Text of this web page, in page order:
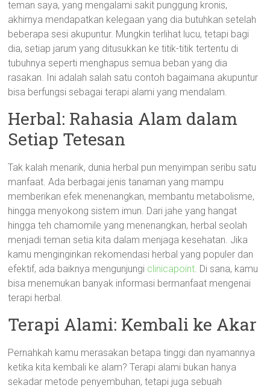
teman saya, yang mengalami sakit punggung kronis,
akhirnya mendapatkan kelegaan yang dia butuhkan setelah
beberapa sesi akupuntur. Mungkin terlihat lucu, tetapi bagi
dia, setiap jarum yang ditusukkan ke titik-titik tertentu di
tubuhnya seperti menghapus semua beban yang dia
rasakan. Ini adalah salah satu contoh bagaimana akupuntur
bisa berfungsi sebagai terapi alami yang mendalam.
Herbal: Rahasia Alam dalam
Setiap Tetesan
Tak kalah menarik, dunia herbal pun menyimpan seribu satu
manfaat. Ada berbagai jenis tanaman yang mampu
memberikan efek menenangkan, membantu metabolisme,
hingga menyokong sistem imun. Dari jahe yang hangat
hingga teh chamomile yang menenangkan, herbal seolah
menjadi teman setia kita dalam menjaga kesehatan. Jika
kamu menginginkan rekomendasi herbal yang populer dan
efektif, ada baiknya mengunjungi clinicapoint. Di sana, kamu
bisa menemukan banyak informasi bermanfaat mengenai
terapi herbal.
Terapi Alami: Kembali ke Akar
Pernahkah kamu merasakan betapa tinggi dan nyamannya
ketika kita kembali ke alam? Terapi alami bukan hanya
sekadar metode penyembuhan, tetapi juga sebuah